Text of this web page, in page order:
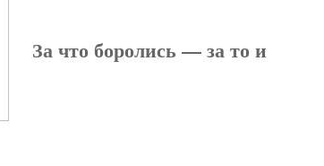
За что боролись — за то и